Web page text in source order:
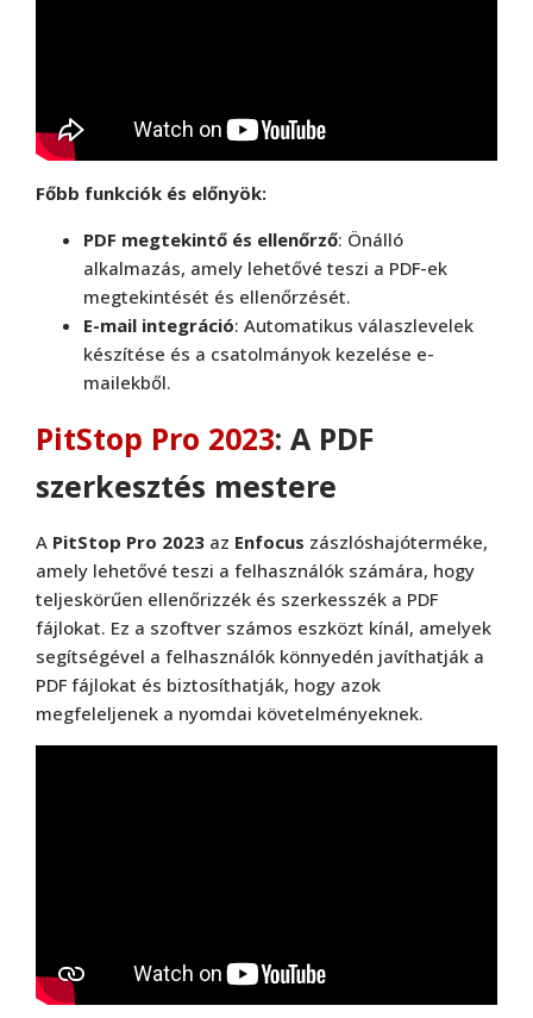
Főbb funkciók és előnyök:
PDF megtekintő és ellenőrző: Önálló
alkalmazás, amely lehetővé teszi a PDF-ek
megtekintését és ellenőrzését.
E-mail integráció: Automatikus válaszlevelek
készítése és a csatolmányok kezelése e-
mailekből.
PitStop Pro 2023: A PDF
szerkesztés mestere
A PitStop Pro 2023 az Enfocus zászlóshajóterméke,
amely lehetővé teszi a felhasználók számára, hogy
teljeskörűen ellenőrizzék és szerkesszék a PDF
fájlokat. Ez a szoftver számos eszközt kínál, amelyek
segítségével a felhasználók könnyedén javíthatják a
PDF fájlokat és biztosíthatják, hogy azok
megfeleljenek a nyomdai követelményeknek.